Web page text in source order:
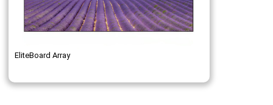
EliteBoard Array